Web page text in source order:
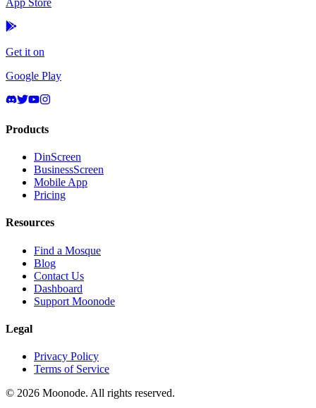
App Store
Get it on
Google Play
Products
DinScreen
BusinessScreen
Mobile App
Pricing
Resources
Find a Mosque
Blog
Contact Us
Dashboard
Support Moonode
Legal
Privacy Policy
Terms of Service
© 2026 Moonode. All rights reserved.